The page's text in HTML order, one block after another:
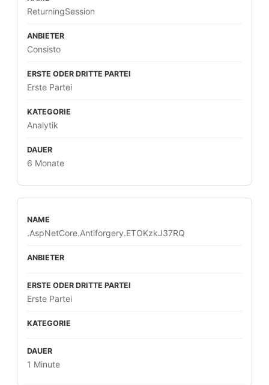
ReturningSession
Consisto
Erste Partei
Analytik
6 Monate
.AspNetCore.Antiforgery.ETOKzkJ37RQ
Erste Partei
1 Minute